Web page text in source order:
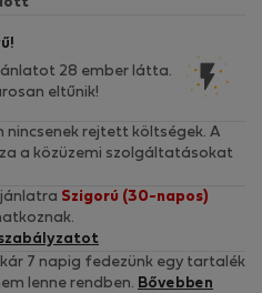
28 ember látta.
eltűnik!
nincsenek rejtett költségek. A
a közüzemi szolgáltatásokat
Szigorú (30-napos)
7 napig fedezünk egy tartalék
lenne rendben. Bővebben